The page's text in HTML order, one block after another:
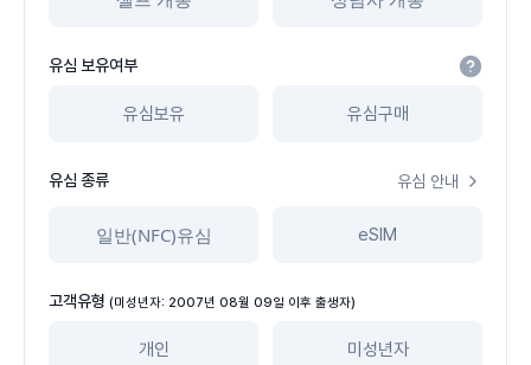
유심 보유여부
유심보유 유심구매
유심 종류 유심 안내
일반(NFC)유심 eSIM
고객유형 (미성년자: 2007년 08월 09일 이후 출생자)
개인 미성년자